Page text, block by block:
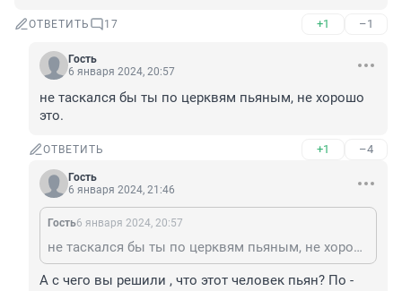
ОТВЕТИТЬ 17 +1 –1
Гость
6 января 2024, 20:57
не таскался бы ты по церквям пьяным, не хорошо
это.
ОТВЕТИТЬ +1 –4
Гость
6 января 2024, 21:46
Гость6 января 2024, 20:57
не таскался бы ты по церквям пьяным, не хорошо это.
А с чего вы решили , что этот человек пьян? По -